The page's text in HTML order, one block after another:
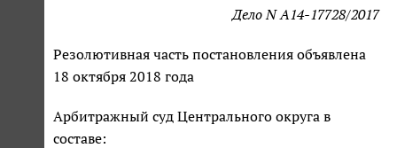
Дело N А14-17728/2017
Резолютивная часть постановления объявлена
18 октября 2018 года
Арбитражный суд Центрального округа в
составе: